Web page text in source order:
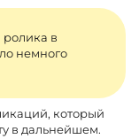
в
немного
который
в дальнейшем.